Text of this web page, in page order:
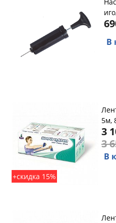
В
+скидка 15%
5м,
3
3
В